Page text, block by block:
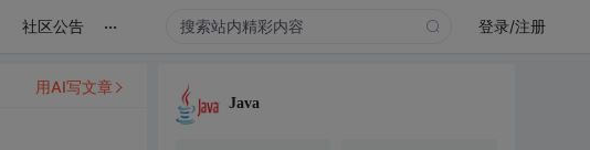
社区公告 ... 登录/注册
用AI写文章
Java